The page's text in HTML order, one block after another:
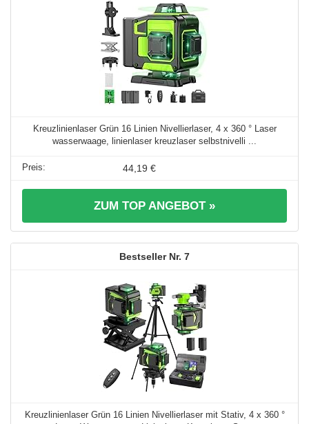
Kreuzlinienlaser Grün 16 Linien Nivellierlaser, 4 x 360 ° Laser
wasserwaage, linienlaser kreuzlaser selbstnivelli ...
44,19 €
ZUM TOP ANGEBOT »
7
Kreuzlinienlaser Grün 16 Linien Nivellierlaser mit Stativ, 4 x 360 °